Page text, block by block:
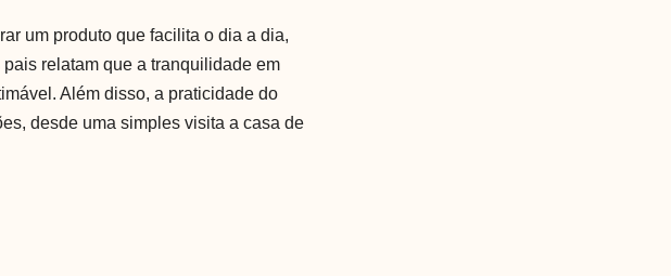
um produto que facilita o dia a dia,
relatam que a tranquilidade em
Além disso, a praticidade do
desde uma simples visita a casa de